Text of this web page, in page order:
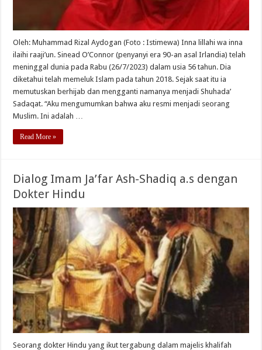
Oleh: Muhammad Rizal Aydogan (Foto : Istimewa) Inna lillahi wa inna
ilaihi raaji’un. Sinead O’Connor (penyanyi era 90-an asal Irlandia) telah
meninggal dunia pada Rabu (26/7/2023) dalam usia 56 tahun. Dia
diketahui telah memeluk Islam pada tahun 2018. Sejak saat itu ia
memutuskan berhijab dan mengganti namanya menjadi Shuhada’
Sadaqat. “Aku mengumumkan bahwa aku resmi menjadi seorang
Muslim. Ini adalah …
Read More »
Dialog Imam Ja’far Ash-Shadiq a.s dengan
Dokter Hindu
Seorang dokter Hindu yang ikut tergabung dalam majelis khalifah